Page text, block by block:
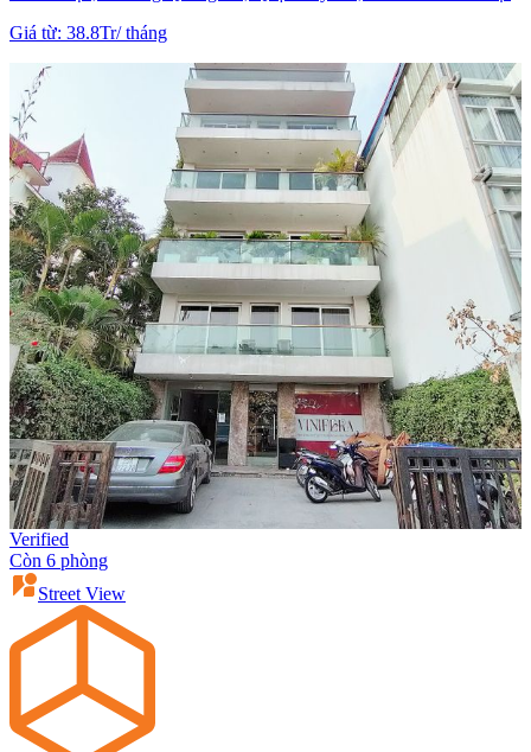
Giá từ: 38.8Tr/tháng
Verified
Còn 6 phòng
Street View